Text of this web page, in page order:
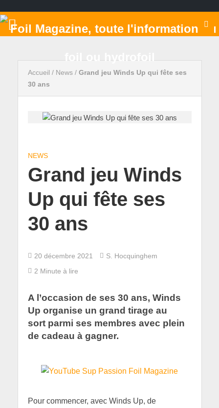
Accueil / News/ Grand jeu Winds Up qui fête ses
30 ans
NEWS
Grand jeu Winds
Up qui fête ses
30 ans
20 décembre 2021
S. Hocquinghem
2 Minute à lire
A l’occasion de ses 30 ans, Winds
Up organise un grand tirage au
sort parmi ses membres avec plein
de cadeau à gagner.
Pour commencer, avec Winds Up, de